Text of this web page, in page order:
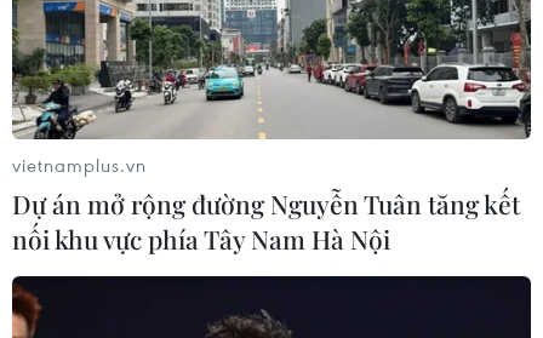
vietnamplus.vn
Dự án mở rộng đường Nguyễn Tuân tăng kết
nối khu vực phía Tây Nam Hà Nội